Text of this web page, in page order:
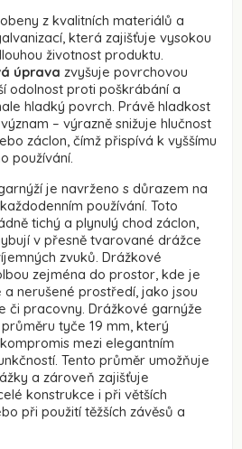
z kvalitních materiálů a
která zajišťuje vysokou
životnost produktu.
úprava zvyšuje povrchovou
odolnost proti poškrábání a
hladký povrch. Právě hladkost
– výrazně snižuje hlučnost
záclon, čímž přispívá k vyššímu
používání.
je navrženo s důrazem na
používání. Toto
tichý a plynulý chod záclon,
v přesně tvarované drážce
zvuků. Drážkové
zejména do prostor, kde je
nerušené prostředí, jako jsou
či pracovny. Drážkové garnýže
tyče 19 mm, který
mezi elegantním
Tento průměr umožňuje
a zároveň zajišťuje
konstrukce i při větších
při použití těžších závěsů a